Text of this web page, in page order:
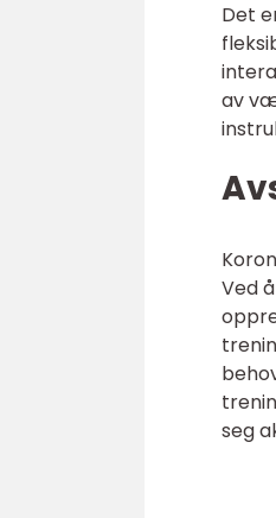
Det
av
Ved
seg